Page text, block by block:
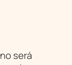
será